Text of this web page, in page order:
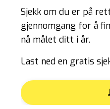
Sjekk om du er på
gjennomgang for å
nå målet ditt i år.
Last ned en gratis